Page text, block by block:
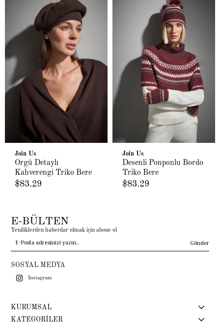
Join Us
Örgü Detaylı
Kahverengi Triko Bere
$83.29
Join Us
Desenli Ponponlu Bordo
Triko Bere
$83.29
E-BÜLTEN
Yeniliklerden haberdar olmak için abone ol
Gönder
SOSYAL MEDYA
Instagram
KURUMSAL
KATEGORİLER